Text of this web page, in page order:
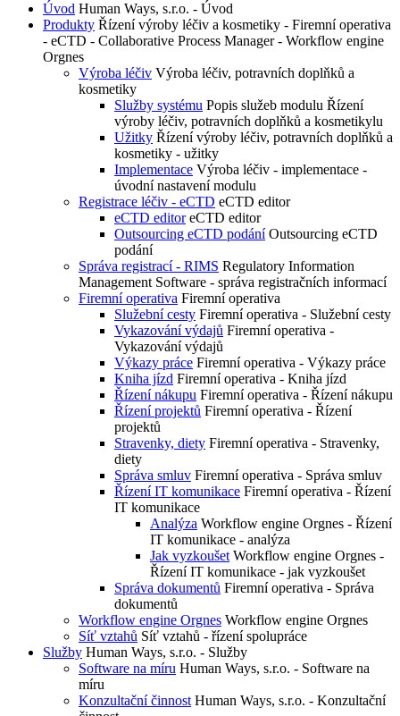
Úvod Human Ways, s.r.o. - Úvod
Produkty Řízení výroby léčiv a kosmetiky - Firemní operativa
- eCTD - Collaborative Process Manager - Workflow engine
Orgnes
Výroba léčiv Výroba léčiv, potravních doplňků a
kosmetiky
Služby systému Popis služeb modulu Řízení
výroby léčiv, potravních doplňků a kosmetikylu
Užitky Řízení výroby léčiv, potravních doplňků a
kosmetiky - užitky
Implementace Výroba léčiv - implementace -
úvodní nastavení modulu
Registrace léčiv - eCTD eCTD editor
eCTD editor eCTD editor
Outsourcing eCTD podání Outsourcing eCTD
podání
Správa registrací - RIMS Regulatory Information
Management Software - správa registračních informací
Firemní operativa Firemní operativa
Služební cesty Firemní operativa - Služební cesty
Vykazování výdajů Firemní operativa -
Vykazování výdajů
Výkazy práce Firemní operativa - Výkazy práce
Kniha jízd Firemní operativa - Kniha jízd
Řízení nákupu Firemní operativa - Řízení nákupu
Řízení projektů Firemní operativa - Řízení
projektů
Stravenky, diety Firemní operativa - Stravenky,
diety
Správa smluv Firemní operativa - Správa smluv
Řízení IT komunikace Firemní operativa - Řízení
IT komunikace
Analýza Workflow engine Orgnes - Řízení
IT komunikace - analýza
Jak vyzkoušet Workflow engine Orgnes -
Řízení IT komunikace - jak vyzkoušet
Správa dokumentů Firemní operativa - Správa
dokumentů
Workflow engine Orgnes Workflow engine Orgnes
Síť vztahů Síť vztahů - řízení spolupráce
Služby Human Ways, s.r.o. - Služby
Software na míru Human Ways, s.r.o. - Software na
míru
Konzultační činnost Human Ways, s.r.o. - Konzultační